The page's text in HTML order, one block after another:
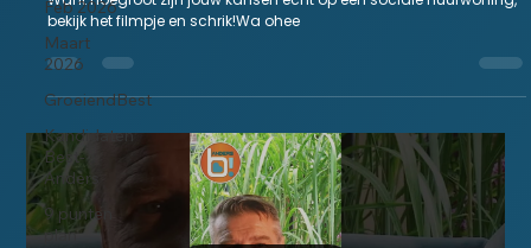
Feb 2026
Maart
2026
GroeiendBest
Kandidaten
Best-
Anders
9 punten
plan
bekijk het filmpje en schrik!Wa ohee